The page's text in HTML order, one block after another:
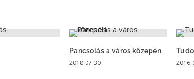
Pancsolás a város közepén
2018-07-30 2016-